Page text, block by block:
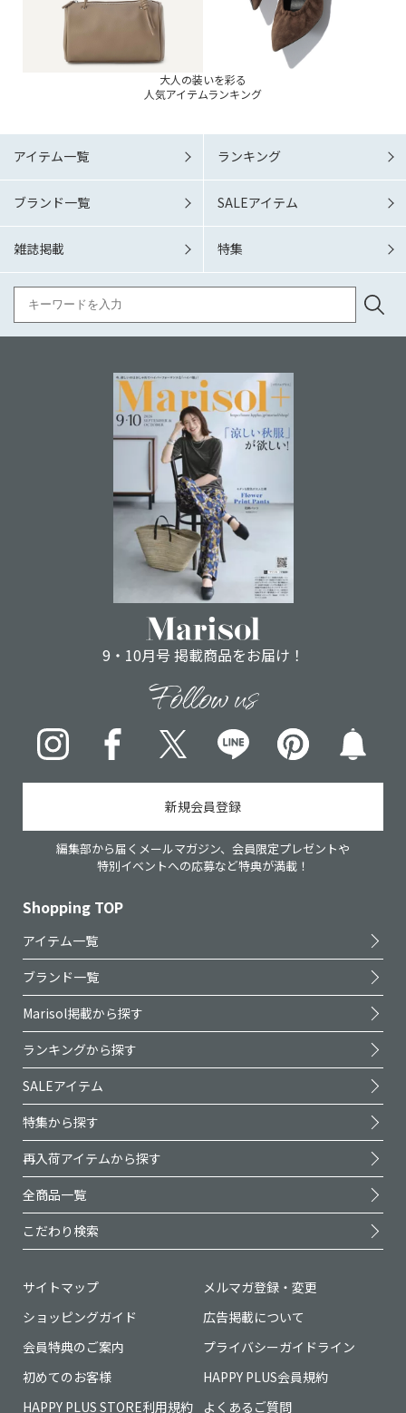
大人の装いを彩る
人気アイテムランキング
アイテム一覧 ランキング
ブランド一覧 SALEアイテム
雑誌掲載 特集
9・10月号 掲載商品をお届け！
Follow us
InstagramFacebookX LINE pinterest
新規会員登録
編集部から届くメールマガジン、会員限定プレゼントや
特別イベントへの応募など特典が満載！
Shopping TOP
アイテム一覧
ブランド一覧
Marisol掲載から探す
ランキングから探す
SALEアイテム
特集から探す
再入荷アイテムから探す
全商品一覧
こだわり検索
サイトマップ
メルマガ登録・変更
ショッピングガイド
広告掲載について
会員特典のご案内
プライバシーガイドライン
初めてのお客様
HAPPY PLUS会員規約
HAPPY PLUS STORE利用規約
よくあるご質問